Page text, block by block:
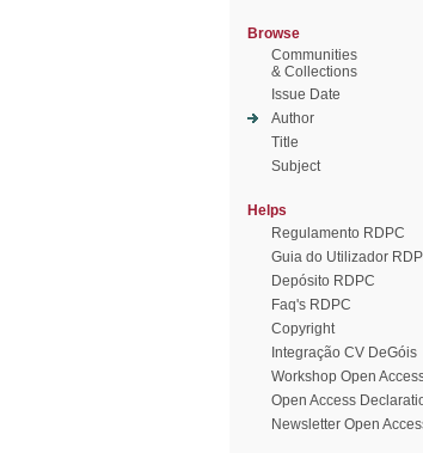
Browse
Communities
& Collections
Issue Date
Author
Title
Subject
Helps
Regulamento RDPC
Guia do Utilizador
Depósito RDPC
Faq's RDPC
Copyright
Integração CV DeGóis
Workshop Open
Open Access
Newsletter Open